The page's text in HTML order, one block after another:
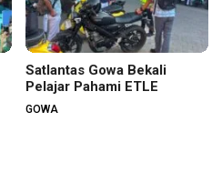
Satlantas Gowa Bekali
Pelajar Pahami ETLE
GOWA